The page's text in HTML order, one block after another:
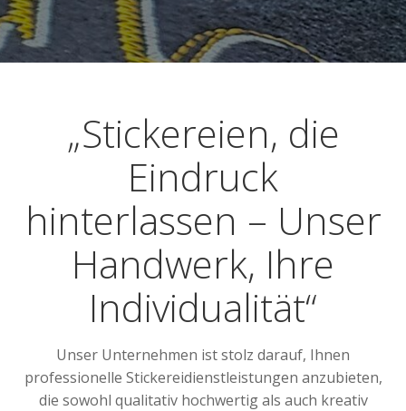
„Stickereien, die
Eindruck
hinterlassen – Unser
Handwerk, Ihre
Individualität“
Unser Unternehmen ist stolz darauf, Ihnen
professionelle Stickereidienstleistungen anzubieten,
die sowohl qualitativ hochwertig als auch kreativ